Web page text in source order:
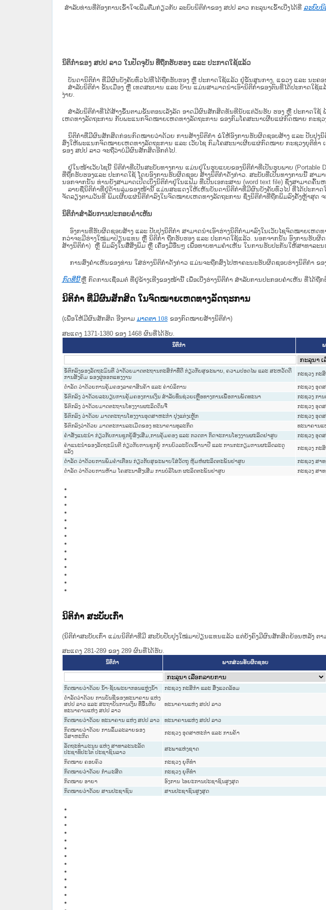
ສໍາລັບທ່ານທີ່ຕ້ອງການເຂົ້າໃຈເພີ່ມຕື່ມກ່ຽວກັບ ລະບົບນິຕິກຳຂອງ ສປປ ລາວ ກະລຸນາເຂົ້າເບີ່ງໄດ້ທີ່ ລະບົບນິ
ນິຕິກຳຂອງ ສປປ ລາວ ໃນປັດຈຸບັນ ທີ່ຖືກ​ຮັບ​ຮອງ ແລະ ປະກາດໃຊ້ແລ້ວ
ບັນດານິຕິກໍາ ທີ່ມີຜົນບັງຄັບທົ່ວໄປທີ່ໄດ້ຖືກ​ຮັບ​ຮອງ ຫຼື ປະກາດໃຊ້ແລ້ວ ຢູ່ຂັ້ນ​ສູນ​ກາງ, ແຂວງ ແລະ ນະ
ສຳລັບນິ​ຕິ​ກຳ ຂັ້ນເມືອງ ຫຼື ເທດ​ສະ​ບານ ແລະ ບ້ານ ແມ່ນສາມາດນຳເອົານິຕິກຳຂອງຕົນທີ່ໄດ້ປະກາດໃຊ້
ງ່າຍ.
ສໍາລັບນິຕິກໍາທີ່ໄດ້ສ້າງຂຶ້ນຕາມຂັ້ນຕອນເລັ່ງລັດ ອາດມີຜົນສັກສິດທັນທີນັບແຕ່ວັນຮັບ ຮອງ ຫຼື ປະກາດໃຊ້
ເຫດທາງລັດຖະການ ກັບ​ພະແນກຈົດ​ໝາຍ​ເຫດ​ທາງ​ລັດ​ຖະ​ການ​ ຂອງກົມໂຄສະນາເຜີຍແຜ່ກົດໝາຍ ກະຊ
ນິ​ຕິ​ກຳ​ທີ່​ມີ​ຜົນ​ສັກ​ສິດ​ກ່ອນ​ກົດ​ໝາຍ​ວ່າ​ດ້ວຍ​ ການ​ສ້າງ​ນິ​ຕິ​ກຳ ຂໍໃຫ້ອົງ​ການ​ຮັບ​ຜິດ​ຊອບ​ສ້າງ ແລະ ປັບ​ປຸງ
ສົ່ງໃຫ້​ພະແນກຈົດ​ໝາຍ​ເຫດ​ທາງ​ລັດ​ຖະ​ການ ແລະ ເວັບໄຊ​ ກົມໂຄສະນາເຜີຍແຜ່ກົດໝາຍ ກະຊວງຍຸຕິທໍ
ຂອງ ສປ​ປ ລາວ ​ຈະຖື​ວ່າບໍ່​ມີ​ຜົນ​ສັກ​ສິດ​ອີກ​ຕໍ່​ໄປ.
ຢູ່ໃນໜ້າ​ເວັບ​ໄຊ​ນີ້ ນິຕິກຳທີ່ເປັນສະບັບທາງການ ແມ່ນຢູ່ໃນຮູບແບບຂອງນິຕິກໍາທີ່ເປັນຮູບພາບ (Portable
ທີ່ຖືກຮັບຮອງແລະ ປະກາດໃຊ້ ໂດຍອົງການຮັບຜິດຊອບ ສ້າງນິຕິກຳດັ່ງກ່າວ. ສະບັບທີ່ເປັນທາງການນີ້ ສາມ
ນອກຈາກນັ້ນ ທ່ານຍັງສາມາດເປີດເບິ່ງນິຕິກຳຢູ່ໃນແຟ້ມ ທີ່ເປັນເອກະສານ (word text file) ຊຶ່ງສາມາດຄົ້
ລາຍຊື່ນິຕິກຳທີ່ຢູ່ດ້ານລຸ່ມຂອງໜ້ານີ້ ແມ່ນສະແດງໃຫ້ເຫັນບັນດານິຕິກຳທີ່ມີຜົນບັງຄັບທົ່ວໄປ ທີ່ໄດ້ປະກາ
ຈັດລຽງຕາມວັນທີ ພິມເຜີຍແຜ່ນິຕິກຳລົງໃນຈົດໝາຍເຫດທາງລັດຖະການ ຊຶ່ງນິຕິກຳທີ່ຖືກພິມລົງຄັ້ງຫຼ້າສຸດ ຈ
ນິຕິກຳສຳລັບການປະກອບຄຳເຫັນ
ອົງການທີ່ຮັບຜິດຊອບສ້າງ ແລະ ປັບປຸງນິຕິກຳ ສາມາດນຳເອົາຮ່າງນິຕິກຳມາລົງໃນ​ເວັບ​ໄຊຈົດໝາຍເຫ
ກວ່າຈະມີຮ່າງໃໝ່ມາປ່ຽນແທນ ຫຼື ນິຕິກໍາ ຖືກຮັບຮອງ ແລະ ປະກາດໃຊ້ແລ້ວ. ນອກຈາກນັ້ນ ອົງການຮັບຜິດ
ສ້າງນິຕິກຳ) ຫຼື ພິມລົງໃນສື່ສິ່ງພິມ ຫຼື ເຄື່ອງມືອື່ນໆ ເພື່ອທາບທາມຄໍາເຫັນ ໃນການຮັບປະກັນໃຫ້ສາທາລະນ
ການສົ່ງຄໍາເຫັນຂອງທ່ານ ໃສ່ຮ່າງນິຕິກຳດັ່ງກ່າວ ແມ່ນຈະຖືກສົ່ງໄປຫາຄະນະຮັບຜິດຊອບຮ່າງນິຕິກຳ ຂອ
ກົດທີ່ນີ້ ຫຼື ກົດການເຊື່ອມຕໍ່ ທີ່ຢູ່ຂ້າງເທີງຂອງໜ້ານີ້ ເພື່ອເບີ່ງຮ່າງນິຕິກໍາ ສໍາລັບການປະກອບຄຳເຫັນ ທີ່ໄດ້
ນິຕິກໍາ ທີ່ມີຜົນສັກສິດ ໃນຈົດໝາຍເຫດທາງລັດຖະການ
(ເພື່ອໃຫ້ມີຜົນສັກສິດ ອີງຕາມ ມາດ​ຕາ 108 ຂອງກົດໝາຍສ້າງນິຕິກໍາ)
ສະແດງ 1371-1380 ຂອງ 1468 ຜົນທີ່ໄດ້ຮັບ.
ນິຕິກໍາ
ຂໍ້ຕົກລົງຂອງລັດຖະມົນຕີ ວ່າດ້ວຍມາດຕະຖານກະສິກໍາທີ່ດີ ກ່ຽວກັບສຸຂະພາບ, ຄວາມປອດໄພ ແລະ ສະຫວັດດີ
ການສັງຄົມ ຂອງຜູ່ອອກແຮງງານ
ກະຊວງ ກະ
ດໍາລັດ ວ່າດ້ວຍການຄຸ້ມຄອງລາຄາສິນຄ້າ ແລະ ຄ່າບໍລິການ ກະຊວງ ອຸດ
ຂໍ້ຕົກລົງ ວ່າດ້ວຍລະບຽບການຄຸ້ມຄອງການເງິນ ສຳລັບທຶນຊ່ວຍເຫຼືອທາງການເພື່ອການພັດທະນາ ກະຊວງ ການ
ຂໍ້ຕົກລົງ ວ່າດ້ວຍມາດຕະຖານໂຮງງານຜະລິດດິນຈີ່ ກະຊວງ ອຸດ
ຂໍ້ຕົກລົງ ວ່າດ້ວຍ ມາດຕະຖານໂຮງງານອຸດສາຫະກຳ ປຸງແຕ່ງເຫຼັກ ກະຊວງ ອຸດ
ຂໍ້ຕົກລົງວ່າດ້ວຍ ມາດຕະການລະເມີດຂອງ ທະນາຄານທຸລະກິດ ທະນາຄານແ
ຄຳສັ່ງແນະນຳ ກ່ຽວກັບການຊຸກຍູ້ສົ່ງເສີມ,ການຄຸ້ມຄອງ ແລະ ກວດກາ ກິດຈະການໂຮງງານຜະລິດຢາສູບ ກະຊວງ ອຸດ
ຄໍາແນະນໍາຂອງລັດຖະມົນຕີ ກ່ຽວກັບການຊຸກຍູ້ ການບົວລະບັດເຂົ້ານາປີ ແລະ ການກະກຽມການຜະລິດລະດູ
ແລ້ງ
ກະຊວງ ກະ
ດຳລັດ ວ່າດ້ວຍການພິມຄຳເຕືອນ ກ່ຽວກັບສຸຂະພາບໃສ່ວັດຖຸ ຫຸ້ມຫໍ່ຜະລິດຕະພັນຢາສູບ ກະຊວງ ສາ
ດຳລັດ ວ່າດ້ວຍການຫ້າມ ໂຄສະນາສົ່ງເສີມ ການບໍລິໂພກ ຜະລິດຕະພັນຢາສູບ ກະຊວງ ສາ
ນິຕິກໍາ ສະບັບເກົ່າ
(ນິຕິກໍາສະບັບເກົ່າ ແມ່ນນິຕິກໍາທີ່ມີ ສະບັບປັບປຸງໃໝ່ມາປ່ຽນແທນແລ້ວ ແຕ່ຍັງຄົງມີຜົນສັກສິດຍ້ອນຫລັງ ຕາ
ສະແດງ 281-289 ຂອງ 289 ຜົນທີ່ໄດ້ຮັບ.
ນິຕິກໍາ ພາກສ່ວນຮັບຜິດຊອບ
ກົດໝາຍວ່າດ້ວຍ ນ້ຳ-ຊັບພະຍາກອນແຫຼ່ງນ້ຳ ກະຊວງ ກະສິກຳ ແລະ ສິ່ງແວດລ້ອມ
ດຳລັດວ່າດ້ວຍ ການບັນຊີຂອງທະນາຄານ ແຫ່ງ
ສປປ ລາວ ແລະ ສະຖາບັນການເງິນ ທີ່ຂື້ນກັບ
ທະນາຄານແຫ່ງ ສປປ ລາວ
ທະນາຄານແຫ່ງ ສປປ ລາວ
ກົດໝາຍວ່າດ້ວຍ ທະນາຄານ ແຫ່ງ ສປປ ລາວ ທະນາຄານແຫ່ງ ສປປ ລາວ
ກົດໝາຍວ່າດ້ວຍ ການລົ້ມລະລາຍຂອງ
ວິສາຫະກິດ
ກະຊວງ ອຸດສາຫະກຳ ແລະ ການຄ້າ
ລັດຖະທຳມະນູນ ແຫ່ງ ສາທາລະນະລັດ
ປະຊາທິປະໄຕ ປະຊາຊົນລາວ
ສະພາແຫ່ງຊາດ
ກົດໝາຍ ຄອບຄົວ ກະຊວງ ຍຸຕິທໍາ
ກົດໝາຍວ່າດ້ວຍ ກຳມະສິດ ກະຊວງ ຍຸຕິທໍາ
ກົດໝາຍ ອາຍາ ອົງການ ໄອຍະການປະຊາຊົນສູງສຸດ
ກົດໝາຍວ່າດ້ວຍ ສານປະຊາຊົນ ສານປະຊາຊົນສູງສຸດ